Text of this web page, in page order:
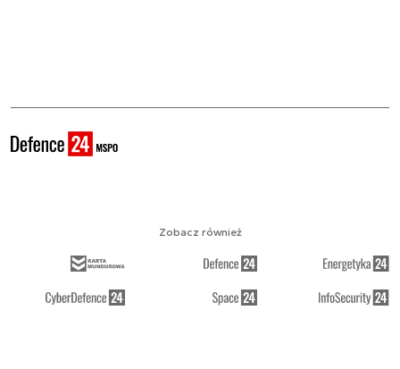
Zobacz również